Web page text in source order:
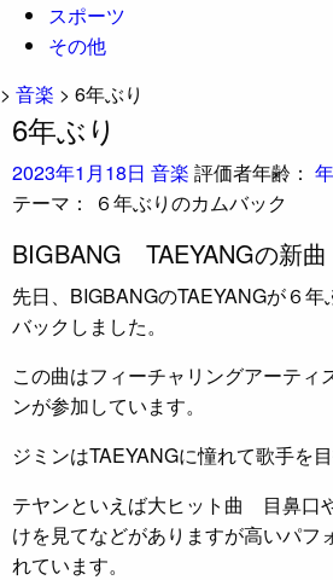
スポーツ
その他
> 音楽 > 6年ぶり
6年ぶり
2023年1月18日 音楽 評価者年齢：
テーマ：
６年ぶりのカムバック
BIGBANG TAEYANGの新曲
先日、BIGBANGのTAEYANGが６
バックしました。
この曲はフィーチャリングアーティ
ンが参加しています。
ジミンはTAEYANGに憧れて歌手を
テヤンといえば大ヒット曲 目鼻口
けを見てなどがありますが高いパフ
れています。